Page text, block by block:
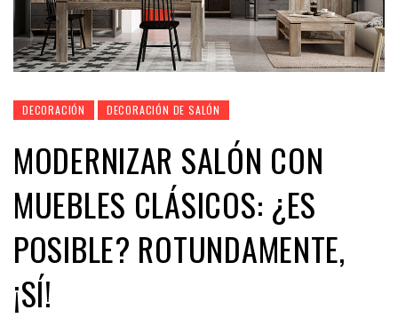
DECORACIÓN DECORACIÓN DE SALÓN
MODERNIZAR SALÓN CON
MUEBLES CLÁSICOS: ¿ES
POSIBLE? ROTUNDAMENTE,
¡SÍ!